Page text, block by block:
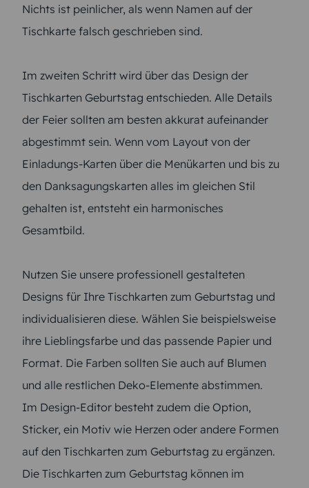
Nichts ist peinlicher, als wenn Namen auf der
Tischkarte falsch geschrieben sind.
Im zweiten Schritt wird über das Design der
Tischkarten Geburtstag entschieden. Alle Details
der Feier sollten am besten akkurat aufeinander
abgestimmt sein. Wenn vom Layout von der
Einladungs-Karten über die Menükarten und bis zu
den Danksagungskarten alles im gleichen Stil
gehalten ist, entsteht ein harmonisches
Gesamtbild.
Nutzen Sie unsere professionell gestalteten
Designs für Ihre Tischkarten zum Geburtstag und
individualisieren diese. Wählen Sie beispielsweise
ihre Lieblingsfarbe und das passende Papier und
Format. Die Farben sollten Sie auch auf Blumen
und alle restlichen Deko-Elemente abstimmen.
Im Design-Editor besteht zudem die Option,
Sticker, ein Motiv wie Herzen oder andere Formen
auf den Tischkarten zum Geburtstag zu ergänzen.
Die Tischkarten zum Geburtstag können im